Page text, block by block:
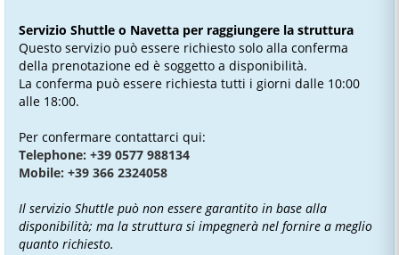
Servizio Shuttle o Navetta per raggiungere la struttura
Questo servizio può essere richiesto solo alla conferma
della prenotazione ed è soggetto a disponibilità.
La conferma può essere richiesta tutti i giorni dalle 10:00
alle 18:00.
Per confermare contattarci qui:
Telephone: +39 0577 988134
Mobile: +39 366 2324058
Il servizio Shuttle può non essere garantito in base alla
disponibilità; ma la struttura si impegnerà nel fornire a meglio
quanto richiesto.